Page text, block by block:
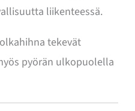
liikenteessä.
tekevät
pyörän ulkopuolella